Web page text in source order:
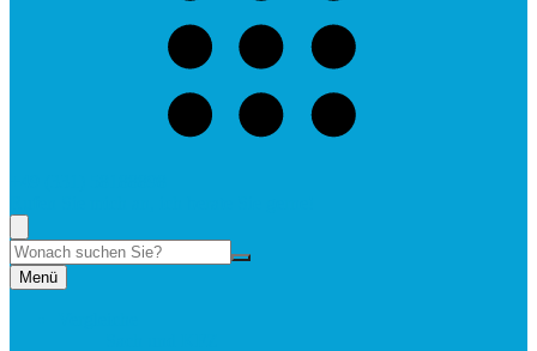
Suche
Menü